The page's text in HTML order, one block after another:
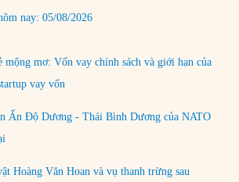
nay: 05/08/2026
mộng mơ: Vốn vay chính sách và giới hạn của
vay vốn
Ấn Độ Dương - Thái Bình Dương của NATO
Hoàng Văn Hoan và vụ thanh trừng sau